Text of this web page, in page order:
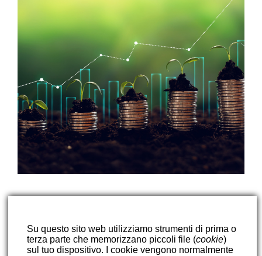
lavora davvero per te
Su questo sito web utilizziamo strumenti di prima o
terza parte che memorizzano piccoli file (cookie)
sul tuo dispositivo. I cookie vengono normalmente